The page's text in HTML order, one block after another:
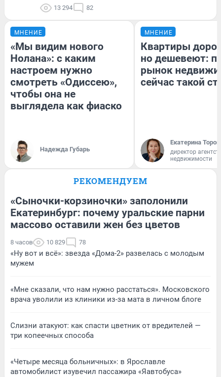
13 294 82
МНЕНИЕ
«Мы видим нового
Нолана»: с каким
настроем нужно
смотреть «Одиссею»,
чтобы она не
выглядела как фиаско
Надежда Губарь
МНЕНИЕ
Квартиры
но дешевеют:
рынок
сейчас такой
Екатерина
директор
недвижимости
РЕКОМЕНДУЕМ
«Сыночки-корзиночки» заполонили
Екатеринбург: почему уральские парни
массово оставили жен без цветов
8 часов 10 829 78
«Ну вот и всё»: звезда «Дома-2» развелась с молодым
мужем
«Мне сказали, что нам нужно расстаться». Московского
врача уволили из клиники из-за мата в личном блоге
Слизни атакуют: как спасти цветник от вредителей —
три копеечных способа
«Четыре месяца больничных»: в Ярославле
автомобилист изувечил пассажира «Яавтобуса»